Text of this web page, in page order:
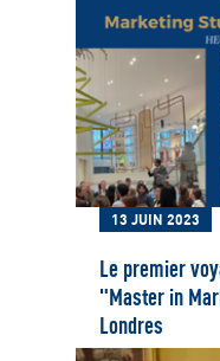
13 JUIN 2023
Le premier
"Master in
Londres